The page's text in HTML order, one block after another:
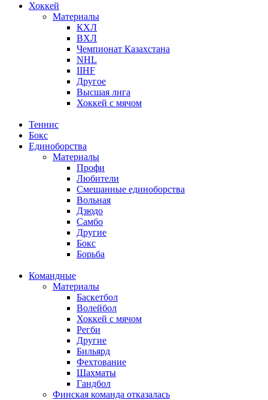
Хоккей
Материалы
КХЛ
ВХЛ
Чемпионат Казахстана
NHL
IIHF
Другое
Высшая лига
Хоккей с мячом
Теннис
Бокс
Единоборства
Материалы
Профи
Любители
Смешанные единоборства
Вольная
Дзюдо
Самбо
Другие
Бокс
Борьба
Командные
Материалы
Баскетбол
Волейбол
Хоккей с мячом
Регби
Другие
Бильярд
Фехтование
Шахматы
Гандбол
Финская команда отказалась